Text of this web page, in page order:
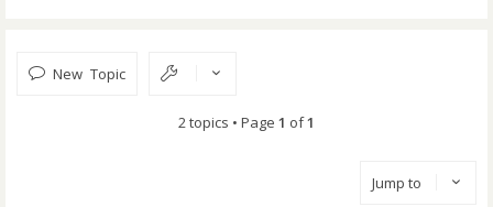
New Topic
2 topics • Page 1 of1
Jump to